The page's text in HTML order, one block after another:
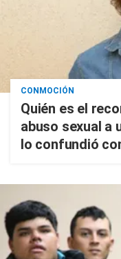
CONMOCIÓN
Quién es el
abuso sexual a
lo confundió